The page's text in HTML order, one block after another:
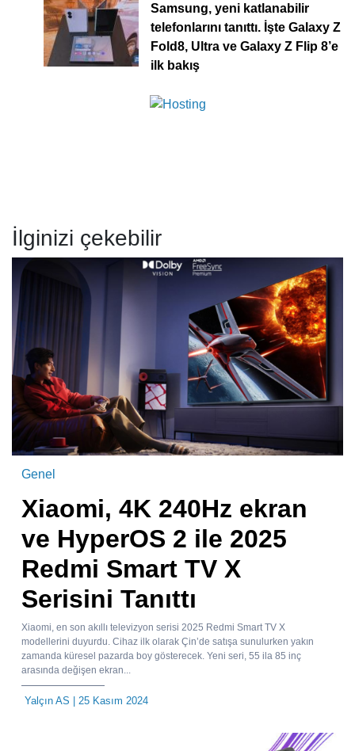
Samsung, yeni katlanabilir
telefonlarını tanıttı. İşte Galaxy Z
Fold8, Ultra ve Galaxy Z Flip 8’e
ilk bakış
İlginizi çekebilir
Genel
Xiaomi, 4K 240Hz ekran
ve HyperOS 2 ile 2025
Redmi Smart TV X
Serisini Tanıttı
Xiaomi, en son akıllı televizyon serisi 2025 Redmi Smart TV X
modellerini duyurdu. Cihaz ilk olarak Çin’de satışa sunulurken yakın
zamanda küresel pazarda boy gösterecek. Yeni seri, 55 ila 85 inç
arasında değişen ekran...
Yalçın AS | 25 Kasım 2024